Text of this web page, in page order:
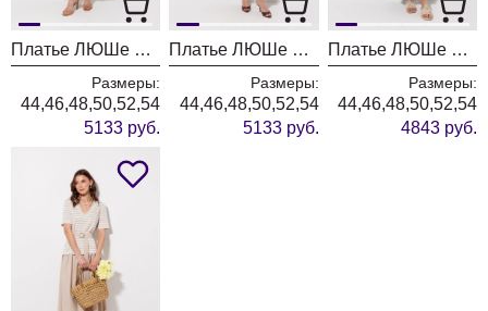
Платье ЛЮШе 4381 зеленый
Размеры:
44,46,48,50,52,54
5133 руб.
Платье ЛЮШе 4381 песок
Размеры:
44,46,48,50,52,54
5133 руб.
Платье ЛЮШе 4378 голубой
Размеры:
44,46,48,50,52,54
4843 руб.